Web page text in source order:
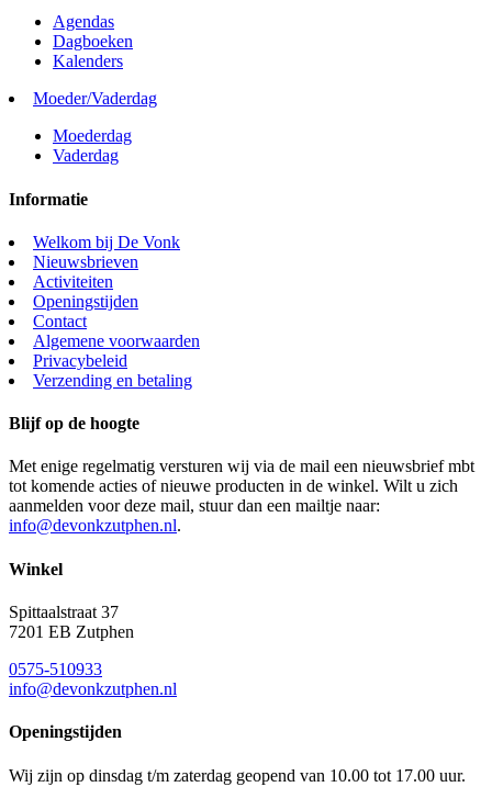
Agendas
Dagboeken
Kalenders
Moeder/Vaderdag
Moederdag
Vaderdag
Informatie
Welkom bij De Vonk
Nieuwsbrieven
Activiteiten
Openingstijden
Contact
Algemene voorwaarden
Privacybeleid
Verzending en betaling
Blijf op de hoogte
Met enige regelmatig versturen wij via de mail een nieuwsbrief mbt
tot komende acties of nieuwe producten in de winkel. Wilt u zich
aanmelden voor deze mail, stuur dan een mailtje naar:
info@devonkzutphen.nl.
Winkel
Spittaalstraat 37
7201 EB Zutphen
0575-510933
info@devonkzutphen.nl
Openingstijden
Wij zijn op dinsdag t/m zaterdag geopend van 10.00 tot 17.00 uur.